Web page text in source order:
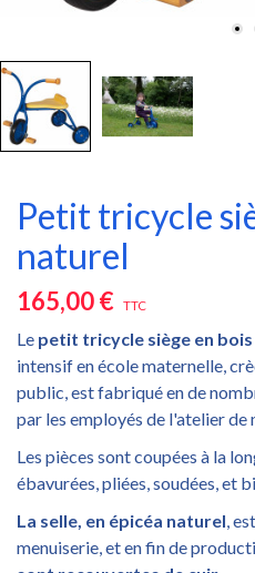
Petit tricycle
naturel
165,00 € TTC
Le petit tricycle siège en
intensif en école maternelle,
public, est fabriqué en de
par les employés de l'atelier
Les pièces sont coupées à la
ébavurées, pliées, soudées, et
La selle, en épicéa naturel,
menuiserie, et en fin de